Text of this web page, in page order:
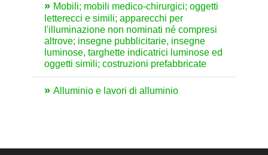
Mobili; mobili medico-chirurgici; oggetti
letterecci e simili; apparecchi per
l'illuminazione non nominati né compresi
altrove; insegne pubblicitarie, insegne
luminose, targhette indicatrici luminose ed
oggetti simili; costruzioni prefabbricate
Alluminio e lavori di alluminio